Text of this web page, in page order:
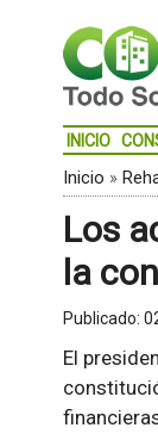
INICIO
Inicio »
Los
la
Publicado:
El